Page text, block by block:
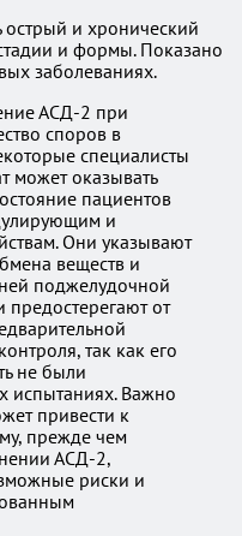
и хронический
и формы. Показано
заболеваниях.
АСД-2 при
споров в
специалисты
может оказывать
пациентов
и
Они указывают
веществ и
поджелудочной
от
так как его
не были
испытаниях. Важно
привести к
прежде чем
АСД-2,
риски и